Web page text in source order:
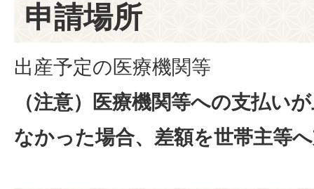
申請場所
出産予定の医療機関等
（注意）医療機関等への支払い
なかった場合、差額を世帯主等